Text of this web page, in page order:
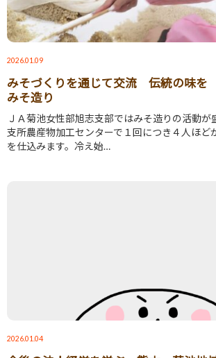
2026.01.09
みそづくりを通じて交流 伝統の味を
みそ造り
ＪＡ菊池女性部旭志支部ではみそ造りの活動が
支所農産物加工センターで１回につき４人ほど
を仕込みます。冷え始…
2026.01.04